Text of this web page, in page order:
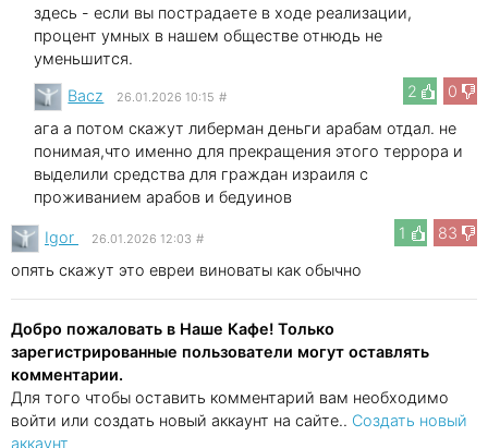
здесь - если вы пострадаете в ходе реализации,
процент умных в нашем обществе отнюдь не
уменьшится.
2
0
Bacz 26.01.2026 10:15 #
ага а потом скажут либерман деньги арабам отдал. не
понимая,что именно для прекращения этого террора и
выделили средства для граждан израиля с
проживанием арабов и бедуинов
1
83
Igor 26.01.2026 12:03 #
опять скажут это евреи виноваты как обычно
Добро пожаловать в Наше Кафе! Только
зарегистрированные пользователи могут оставлять
комментарии.
Для того чтобы оставить комментарий вам необходимо
войти или создать новый аккаунт на сайте.. Создать новый
аккаунт